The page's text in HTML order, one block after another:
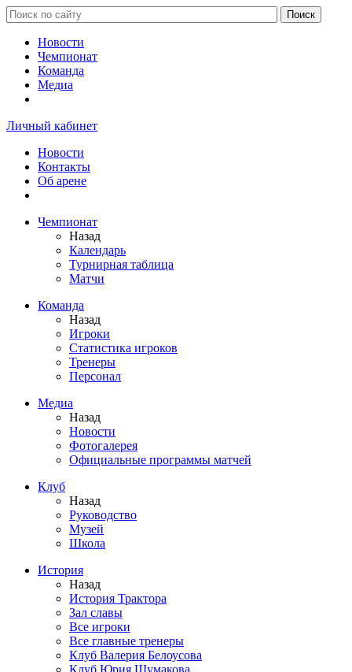
Новости
Чемпионат
Команда
Медиа
Личный кабинет
Новости
Контакты
Об арене
Чемпионат
Назад
Календарь
Турнирная таблица
Матчи
Команда
Назад
Игроки
Статистика игроков
Тренеры
Персонал
Медиа
Назад
Новости
Фотогалерея
Официальные программы матчей
Клуб
Назад
Руководство
Музей
Школа
История
Назад
История Трактора
Зал славы
Все игроки
Все главные тренеры
Клуб Валерия Белоусова
Клуб Юрия Шумакова